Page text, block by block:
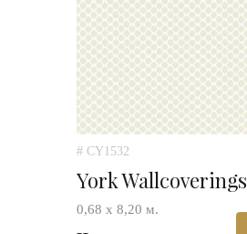
# CY1532
York Wallcoverings
0,68 х 8,20 м.